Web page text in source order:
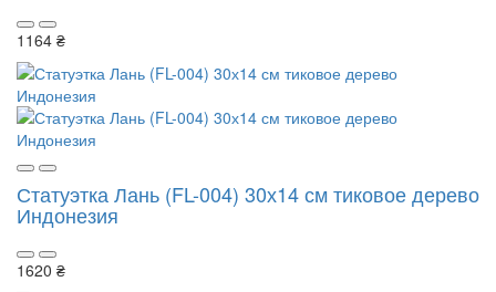
1164 ₴
Статуэтка Лань (FL-004) 30х14 см тиковое дерево
Индонезия
1620 ₴